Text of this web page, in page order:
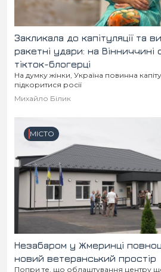
Закликала до капітуляції та
ракетні удари: на Вінниччині
тікток-блогерці
На думку жінки, Україна повинна
підкоритися росії
Михайло Білик
МІСТО
Незабаром у Жмеринці
новий ветеранський простір
Попри те, що облаштування центру